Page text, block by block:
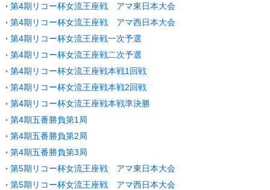
第4期リコー杯女流王座戦 アマ東日本大会
第4期リコー杯女流王座戦 アマ西日本大会
第4期リコー杯女流王座戦一次予選
第4期リコー杯女流王座戦二次予選
第4期リコー杯女流王座戦本戦1回戦
第4期リコー杯女流王座戦本戦2回戦
第4期リコー杯女流王座戦本戦準決勝
第4期五番勝負第1局
第4期五番勝負第2局
第4期五番勝負第3局
第5期リコー杯女流王座戦 アマ東日本大会
第5期リコー杯女流王座戦 アマ西日本大会